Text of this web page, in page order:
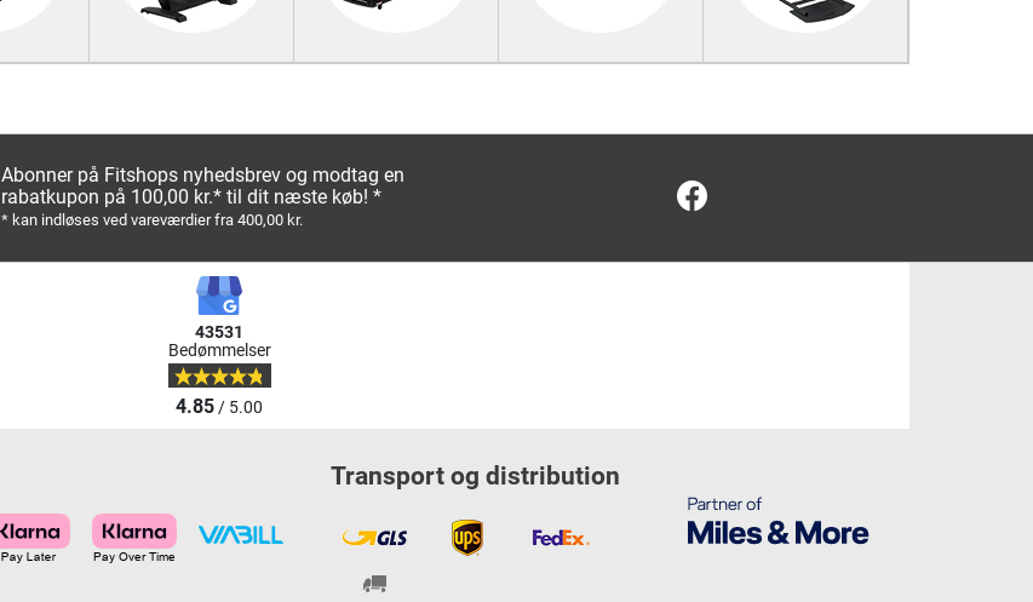
Abonner på Fitshops nyhedsbrev og modtag en
rabatkupon på 100,00 kr.* til dit næste køb! *
* kan indløses ved vareværdier fra 400,00 kr.
43531
Bedømmelser
4.85/ 5.00
Transport og distribution